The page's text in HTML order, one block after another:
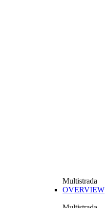
Multistrada
OVERVIEW